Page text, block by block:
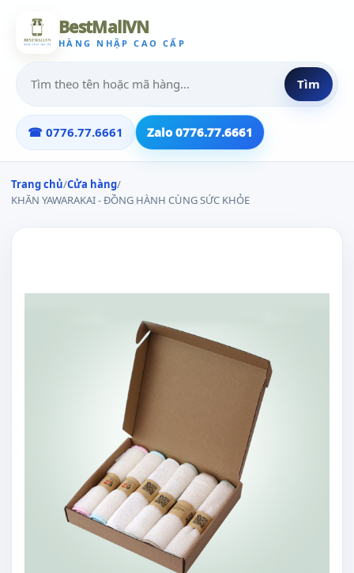
BestMallVN
HÀNG NHẬP CAO CẤP
Tìm
☎ 0776.77.6661 Zalo 0776.77.6661
Trang chủ/Cửa hàng/
KHĂN YAWARAKAI - ĐỒNG HÀNH CÙNG SỨC KHỎE